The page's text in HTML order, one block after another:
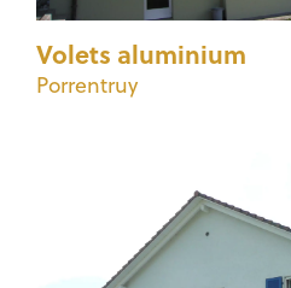
Volets aluminium
Porrentruy